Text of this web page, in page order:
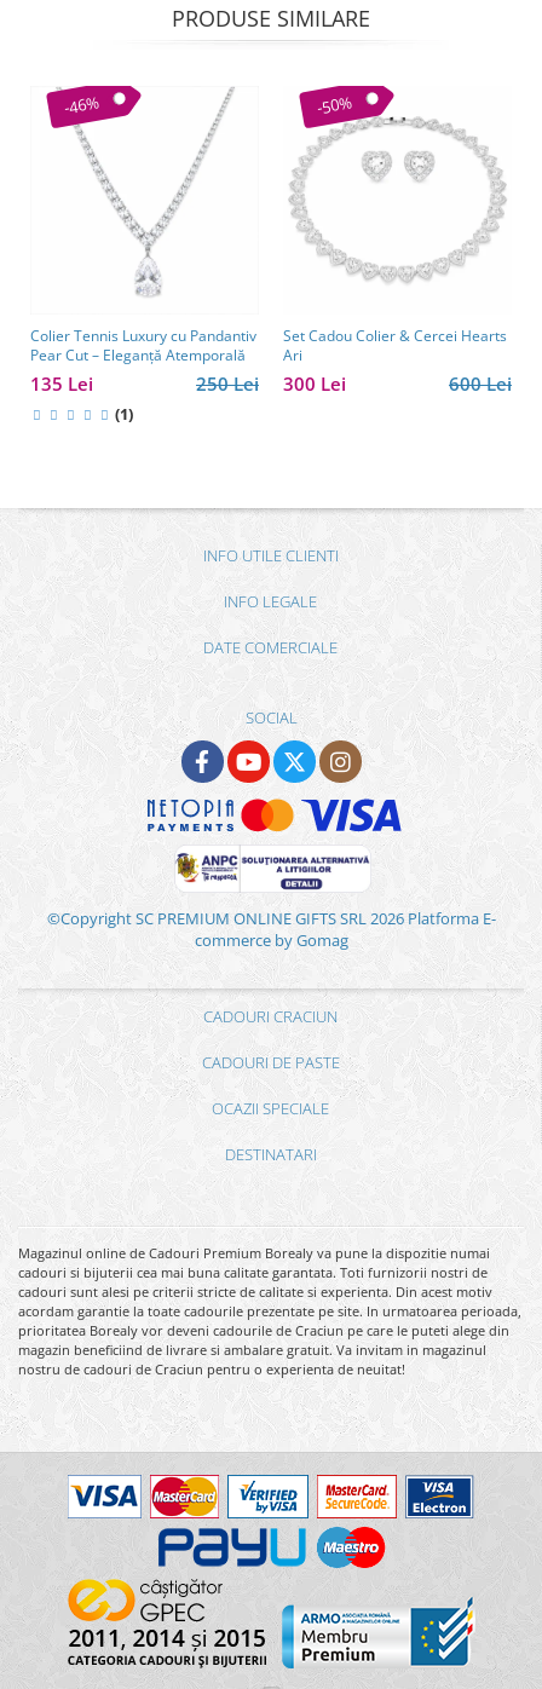
PRODUSE SIMILARE
-46%
Colier Tennis Luxury cu Pandantiv
Pear Cut – Eleganță Atemporală
250 Lei
135 Lei
(1)
-50%
Set Cadou Colier & Cercei Hearts
Ari
600 Lei
300 Lei
INFO UTILE CLIENTI
INFO LEGALE
DATE COMERCIALE
SOCIAL
©Copyright SC PREMIUM ONLINE GIFTS SRL 2026 Platforma E-
commerce by Gomag
CADOURI CRACIUN
CADOURI DE PASTE
OCAZII SPECIALE
DESTINATARI
Magazinul online de Cadouri Premium Borealy va pune la dispozitie numai
cadouri si bijuterii cea mai buna calitate garantata. Toti furnizorii nostri de
cadouri sunt alesi pe criterii stricte de calitate si experienta. Din acest motiv
acordam garantie la toate cadourile prezentate pe site. In urmatoarea perioada,
prioritatea Borealy vor deveni cadourile de Craciun pe care le puteti alege din
magazin beneficiind de livrare si ambalare gratuit. Va invitam in magazinul
nostru de cadouri de Craciun pentru o experienta de neuitat!